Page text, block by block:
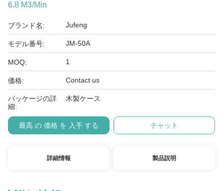
6.8 M3/min
ブランド名: Jufeng
モデル番号: JM-50A
MOQ: 1
価格: Contact us
パッケージの詳
細:
木製ケース
最高 の 価格 を 入手 する チャット
詳細情報 製品説明